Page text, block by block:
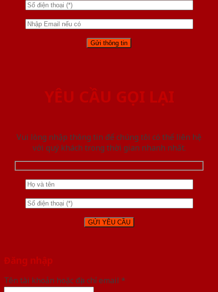
YÊU CẦU GỌI LẠI
Vui lòng nhập thông tin để chúng tôi có thể liên hệ
với quý khách trong thời gian nhanh nhất.
Đăng nhập
Tên tài khoản hoặc địa chỉ email *